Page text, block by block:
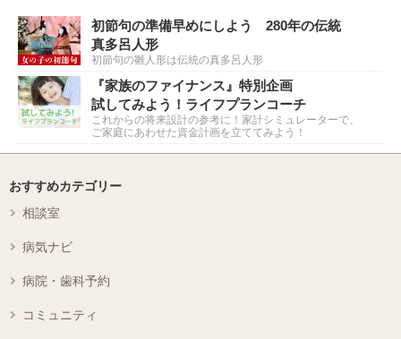
初節句の準備早めにしよう 280年の伝統
真多呂人形
初節句の雛人形は伝統の真多呂人形
『家族のファイナンス』特別企画
試してみよう！ライフプランコーチ
これからの将来設計の参考に！家計シミュレーターで、
ご家庭にあわせた資金計画を立ててみよう！
おすすめカテゴリー
相談室
病気ナビ
病院・歯科予約
コミュニティ